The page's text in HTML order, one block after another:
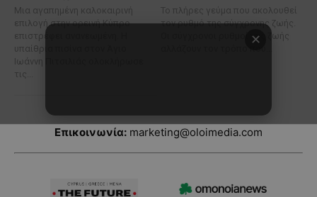
Επικοινωνία: marketing@oloimedia.com